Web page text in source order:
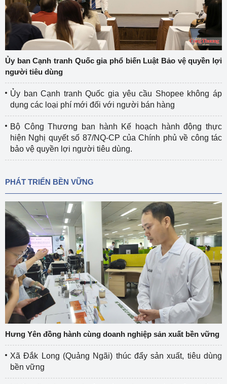
Ủy ban Cạnh tranh Quốc gia phổ biến Luật Bảo vệ quyền lợi
người tiêu dùng
Ủy ban Cạnh tranh Quốc gia yêu cầu Shopee không áp
dụng các loại phí mới đối với người bán hàng
Bộ Công Thương ban hành Kế hoạch hành động thực
hiện Nghị quyết số 87/NQ-CP của Chính phủ về công tác
bảo vệ quyền lợi người tiêu dùng.
PHÁT TRIỂN BỀN VỮNG
Hưng Yên đồng hành cùng doanh nghiệp sản xuất bền vững
Xã Đắk Long (Quảng Ngãi) thúc đẩy sản xuất, tiêu dùng
bền vững